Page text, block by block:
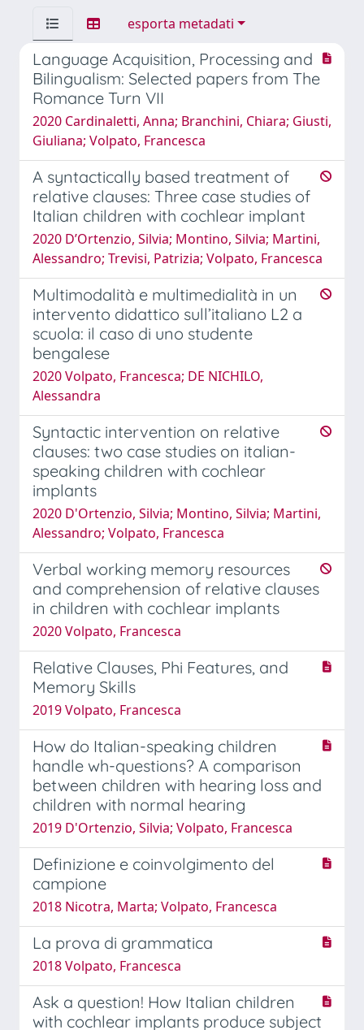
esporta metadati
Language Acquisition, Processing and
Bilingualism: Selected papers from The
Romance Turn VII
2020 Cardinaletti, Anna; Branchini, Chiara; Giusti,
Giuliana; Volpato, Francesca
A syntactically based treatment of
relative clauses: Three case studies of
Italian children with cochlear implant
2020 D’Ortenzio, Silvia; Montino, Silvia; Martini,
Alessandro; Trevisi, Patrizia; Volpato, Francesca
Multimodalità e multimedialità in un
intervento didattico sull’italiano L2 a
scuola: il caso di uno studente
bengalese
2020 Volpato, Francesca; DE NICHILO,
Alessandra
Syntactic intervention on relative
clauses: two case studies on italian-
speaking children with cochlear
implants
2020 D'Ortenzio, Silvia; Montino, Silvia; Martini,
Alessandro; Volpato, Francesca
Verbal working memory resources
and comprehension of relative clauses
in children with cochlear implants
2020 Volpato, Francesca
Relative Clauses, Phi Features, and
Memory Skills
2019 Volpato, Francesca
How do Italian-speaking children
handle wh-questions? A comparison
between children with hearing loss and
children with normal hearing
2019 D'Ortenzio, Silvia; Volpato, Francesca
Definizione e coinvolgimento del
campione
2018 Nicotra, Marta; Volpato, Francesca
La prova di grammatica
2018 Volpato, Francesca
Ask a question! How Italian children
with cochlear implants produce subject